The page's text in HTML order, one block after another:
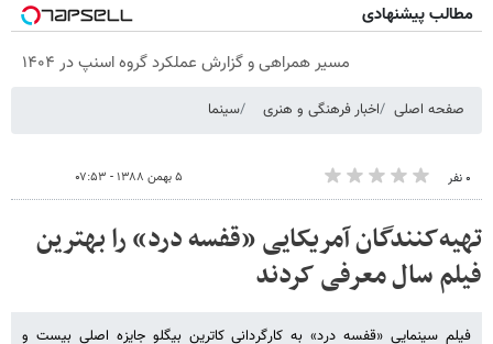
مطالب پیشنهادی
مسیر همراهی و گزارش عملکرد گروه اسنپ در ۱۴۰۴
صفحه اصلی اخبار فرهنگی و هنری سینما
۰ نفر ۵ بهمن ۱۳۸۸ - ۰۷:۵۳
تهیه‌کنندگان آمریکایی «قفسه درد» را بهترین
فیلم سال معرفی کردند
فیلم سینمایی «قفسه درد» به کارگردانی کاترین بیگلو جایزه اصلی بیست و